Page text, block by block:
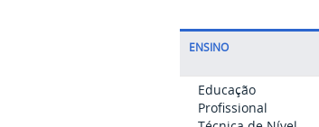
ENSINO
Educação
Profissional